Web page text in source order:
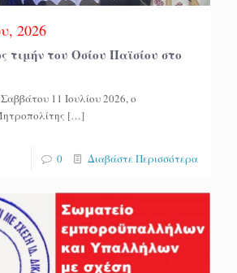
2026
τιμήν του Οσίου Παϊσίου στο
11 Ιουλίου 2026, ο
[…]
0 Διαβάστε Περισσότερα